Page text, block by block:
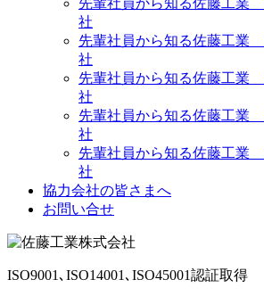
先輩社員から知る佐藤工
社
先輩社員から知る佐藤工
社
先輩社員から知る佐藤工
社
先輩社員から知る佐藤工
社
先輩社員から知る佐藤工
社
協力会社の皆さまへ
お問い合せ
ISO9001､ISO14001､ISO45001認証取得